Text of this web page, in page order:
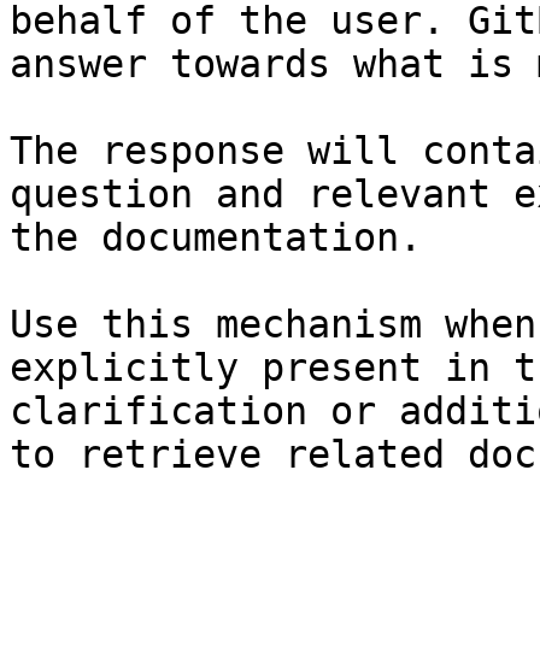
behalf of the user.
answer towards what
The response will
question and relevant
the documentation.
Use this mechanism
explicitly present in
clarification or